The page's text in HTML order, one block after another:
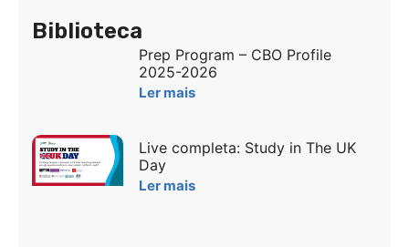
Biblioteca
Prep Program – CBO Profile
2025-2026
Ler mais
Live completa: Study in The UK
Day
Ler mais